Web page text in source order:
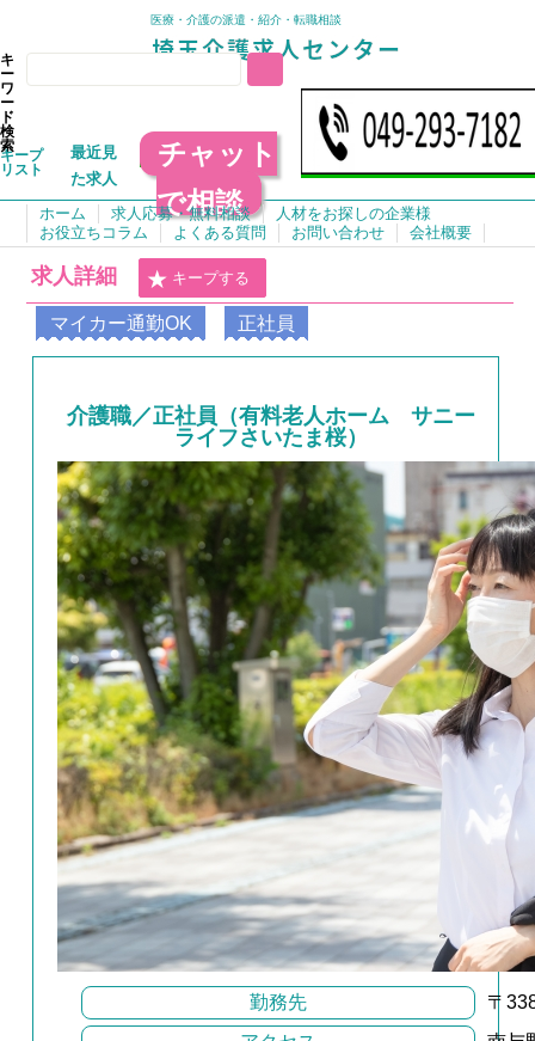
医療・介護の派遣・紹介・転職相談
キ
ー
ワ
ー
ド
検
索
キープ
リスト
最近見
た求人
チャット
で相談
ホーム 求人応募・無料相談
人材をお探しの企業様
お役立ちコラム
よくある質問 お問い合わせ 会社概要
求人詳細 キープする
マイカー通勤OK 正社員
介護職／正社員（有料老人ホーム サニー
ライフさいたま桜）
勤務先
〒